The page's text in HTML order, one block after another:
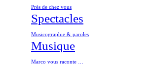
Près de chez vous
Spectacles
Musicographie & paroles
Musique
Marco vous raconte …